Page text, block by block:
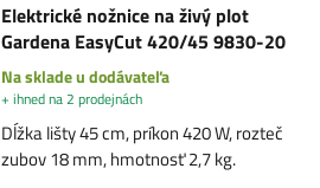
Elektrické nožnice na živý plot
Gardena EasyCut 420/45 9830-20
Na sklade u dodávateľa
+ ihned na 2 prodejnách
Dĺžka lišty 45 cm, príkon 420 W, rozteč
zubov 18 mm, hmotnosť 2,7 kg.